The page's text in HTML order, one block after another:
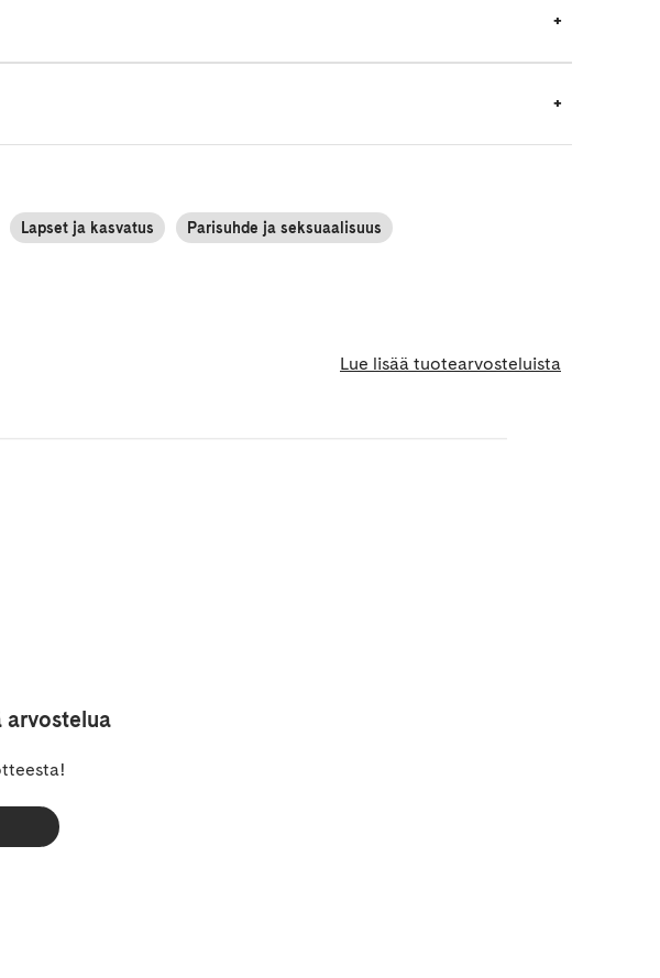
Lapset ja kasvatus Parisuhde ja seksuaalisuus
Lue lisää tuotearvosteluista
arvostelua